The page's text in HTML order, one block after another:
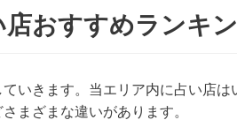
店おすすめランキ
いきます。当エリア内に占い店
まざまな違いがあります。